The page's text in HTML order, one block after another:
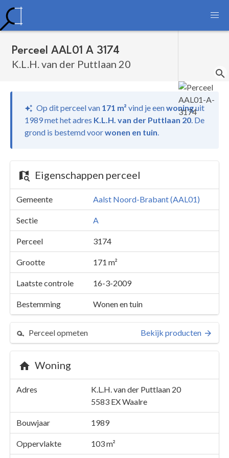
Perceel AAL01 A 3174
K.L.H. van der Puttlaan 20
Op dit perceel van 171 m² vind jeeenwoninguit
1989 met het adres K.L.H. van der Puttlaan 20. De
grond is bestemd voorwonen en tuin.
Eigenschappen perceel
Gemeente Aalst Noord-Brabant (AAL01)
Sectie A
Perceel 3174
Grootte 171 m²
Laatste controle 16-3-2009
Bestemming Wonen en tuin
Perceel opmeten Bekijk producten
Woning
Adres
K.L.H. van der Puttlaan 20
5583 EXWaalre
Bouwjaar 1989
Oppervlakte 103 m²
Perceel 3174
K.L.H. van der Puttlaan 20
Details
Kaarten en rapporten